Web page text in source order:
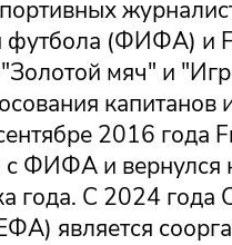
(ФИФА) и
"Золотой мяч" и
капитанов
2016 года
ФИФА и вернулся
года. С 2024 года
является